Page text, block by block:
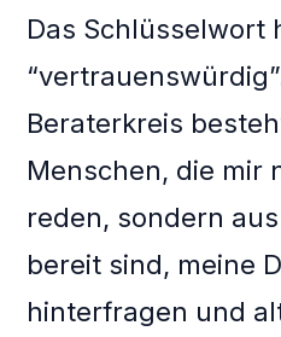
Das Schlüsselwort
Beraterkreis
Menschen, die mir
reden, sondern
bereit sind, meine
hinterfragen und